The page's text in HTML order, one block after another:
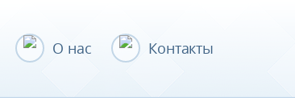
О нас Контакты